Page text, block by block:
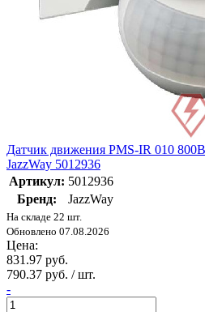
Датчик движения PMS-IR 010
JazzWay 5012936
Артикул: 5012936
Бренд:
JazzWay
На складе 22 шт.
Обновлено 07.08.2026
Цена:
831.97 руб.
790.37 руб. / шт.
-